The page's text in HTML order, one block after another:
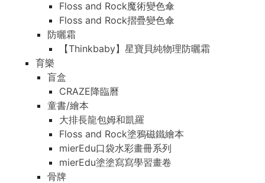
Floss and Rock魔術變色傘
Floss and Rock摺疊變色傘
防曬霜
【Thinkbaby】星寶貝純物理防曬霜
育樂
盲盒
CRAZE降臨曆
童書/繪本
大排長龍包姆和凱羅
Floss and Rock塗鴉磁鐵繪本
mierEdu口袋水彩畫冊系列
mierEdu塗塗寫寫學習畫卷
骨牌